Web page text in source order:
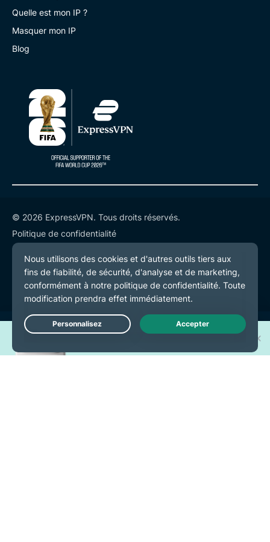
Quelle est mon IP ?
Masquer mon IP
Blog
© 2026 ExpressVPN. Tous droits réservés.
Politique de confidentialité
Conditions de service
Préférences de cookies
Live Chat
Gagnez l'un des 30 nouveaux